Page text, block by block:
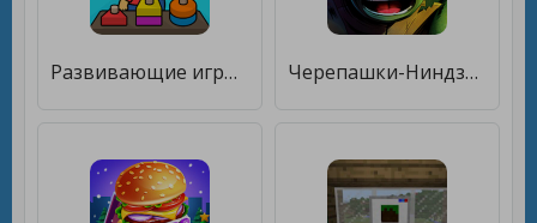
Развивающие игры для детей [Много денег] Черепашки-Ниндзя: Легенды [Много денег]